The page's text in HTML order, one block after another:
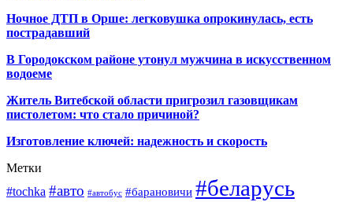
Ночное ДТП в Орше: легковушка опрокинулась, есть
пострадавший
В Городокском районе утонул мужчина в искусственном
водоеме
Житель Витебской области пригрозил газовщикам
пистолетом: что стало причиной?
Изготовление ключей: надежность и скорость
Метки
#tochka #авто #автобус #барановичи #беларусь